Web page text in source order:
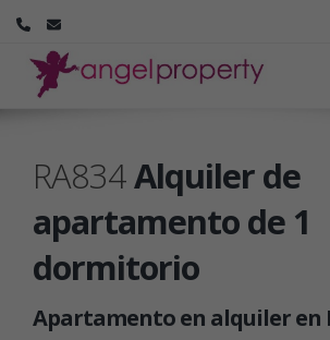
RA834Alquiler de
apartamento de 1
dormitorio
Apartamento en alquiler en